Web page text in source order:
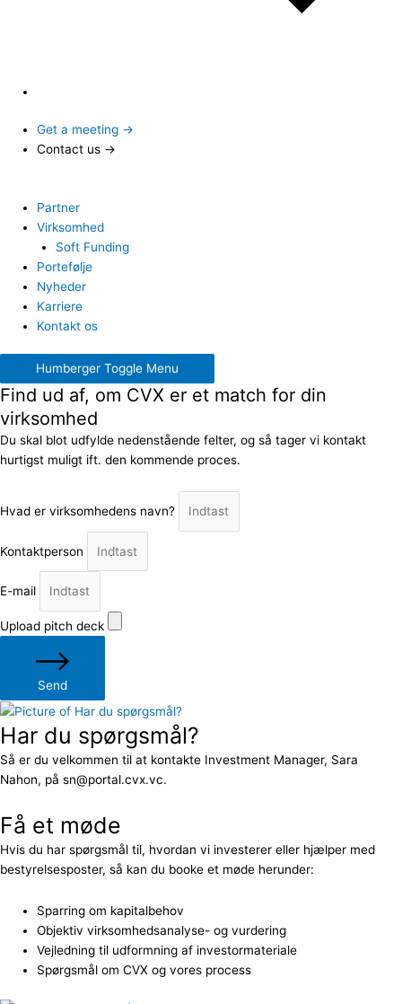
Get a meeting →
Contact us →
Partner
Virksomhed
Soft Funding
Portefølje
Nyheder
Karriere
Kontakt os
Humberger Toggle Menu
Find ud af, om CVX er et match for din
virksomhed
Du skal blot udfylde nedenstående felter, og så tager vi kontakt
hurtigst muligt ift. den kommende proces.
Hvad er virksomhedens navn?
Kontaktperson
E-mail
Upload pitch deck
Send
Har du spørgsmål?
Så er du velkommen til at kontakte Investment Manager, Sara
Nahon, på sn@portal.cvx.vc.
Få et møde
Hvis du har spørgsmål til, hvordan vi investerer eller hjælper med
bestyrelsesposter, så kan du booke et møde herunder:
Sparring om kapitalbehov
Objektiv virksomhedsanalyse- og vurdering
Vejledning til udformning af investormateriale
Spørgsmål om CVX og vores process